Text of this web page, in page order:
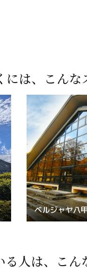
は、 こん
ング
人は、 こん